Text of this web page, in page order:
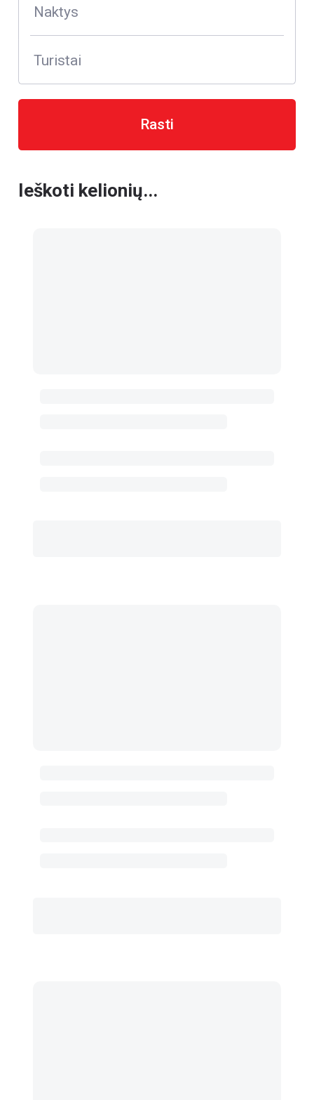
Naktys
Turistai
Rasti
Ieškoti kelionių...